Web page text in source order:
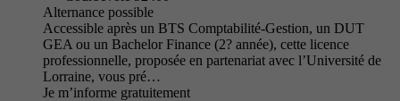
Alternance possible
Accessible après un BTS Comptabilité-Gestion, un DUT
GEA ou un Bachelor Finance (2? année), cette licence
professionnelle, proposée en partenariat avec l’Université de
Lorraine, vous pré…
Je m’informe gratuitement